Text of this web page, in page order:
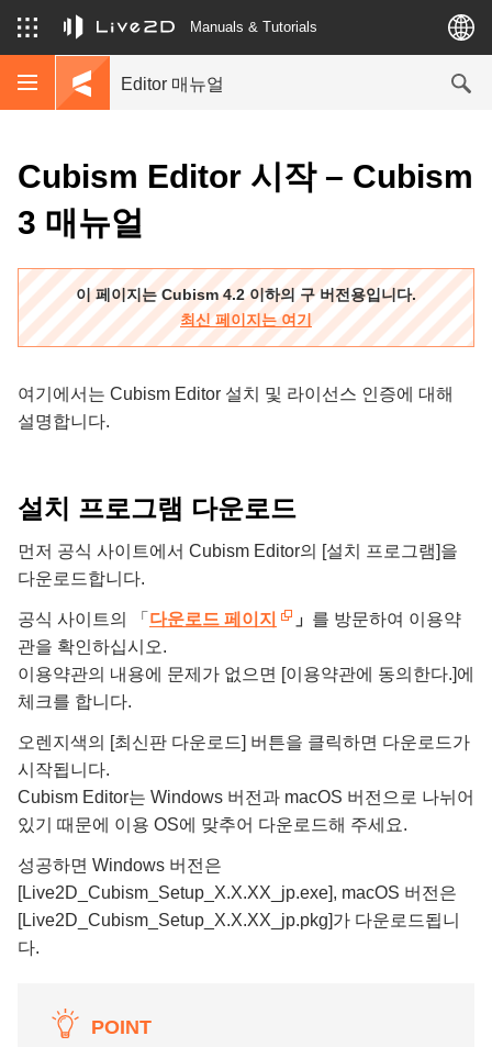
Manuals & Tutorials
Editor 매뉴얼
Cubism Editor 시작 – Cubism
3 매뉴얼
이 페이지는 Cubism 4.2 이하의 구 버전용입니다.
최신 페이지는 여기
여기에서는 Cubism Editor 설치 및 라이선스 인증에 대해
설명합니다.
설치 프로그램 다운로드
먼저 공식 사이트에서 Cubism Editor의 [설치 프로그램]을
다운로드합니다.
공식 사이트의 「 다운로드 페이지 」 를 방문하여 이용약
관을 확인하십시오.
이용약관의 내용에 문제가 없으면 [이용약관에 동의한다.]에
체크를 합니다.
오렌지색의 [최신판 다운로드] 버튼을 클릭하면 다운로드가
시작됩니다.
Cubism Editor는 Windows 버전과 macOS 버전으로 나뉘어
있기 때문에 이용 OS에 맞추어 다운로드해 주세요.
성공하면 Windows 버전은
[Live2D_Cubism_Setup_X.X.XX_jp.exe], macOS 버전은
[Live2D_Cubism_Setup_X.X.XX_jp.pkg]가 다운로드됩니
다.
POINT